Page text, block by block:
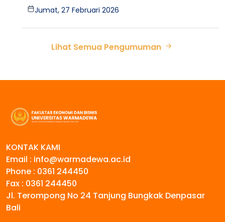
Jumat, 27 Februari 2026
Lihat Semua Pengumuman
KONTAK KAMI
Email : info@warmadewa.ac.id
Phone : 0361 244450
Fax : 0361 244450
Jl. Terompong No 24 Tanjung Bungkak Denpasar
Bali